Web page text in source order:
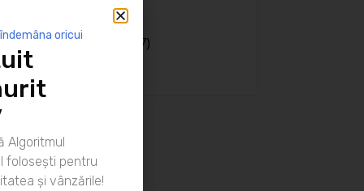
(81)
Spiritualitate
(127)
oricui
Algoritmul
folosești pentru
și vânzările!